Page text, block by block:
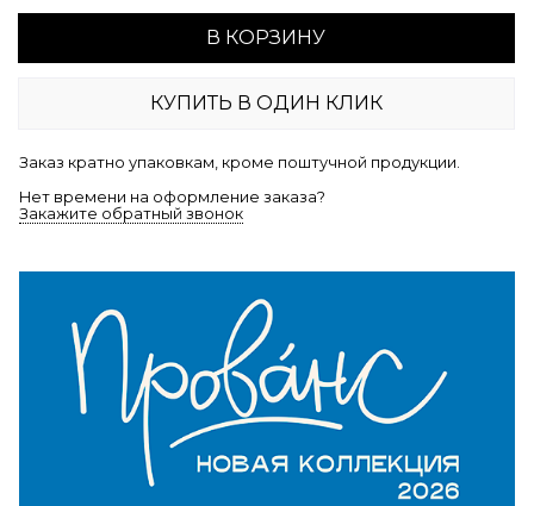
В КОРЗИНУ
КУПИТЬ В ОДИН КЛИК
Заказ кратно упаковкам, кроме поштучной продукции.
Нет времени на оформление заказа?
Закажите обратный звонок